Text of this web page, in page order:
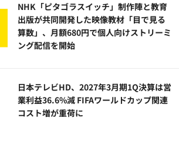
NHK「ピタゴラスイッチ」制作陣と教育
出版が共同開発した映像教材「目で見る
算数」、月額680円で個人向けストリーミ
ング配信を開始
日本テレビHD、2027年3月期1Q決算は営
業利益36.6%減 FIFAワールドカップ関連
コスト増が重荷に